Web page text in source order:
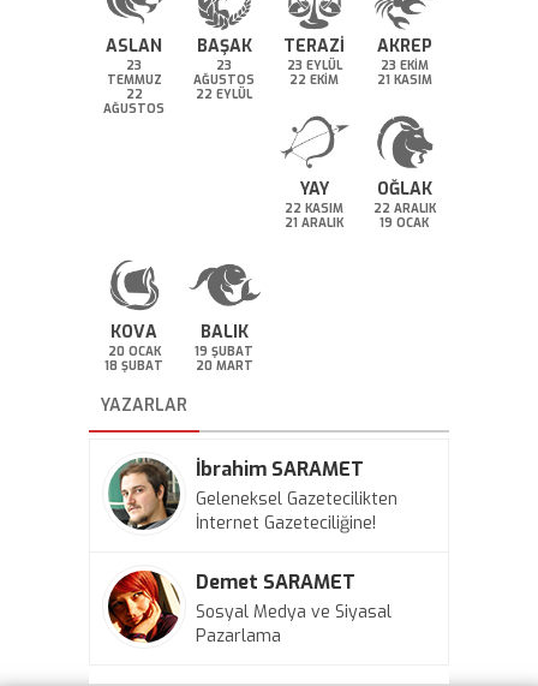
ASLAN
23
TEMMUZ
22
AĞUSTOS
BAŞAK
23
AĞUSTOS
22 EYLÜL
TERAZİ
23 EYLÜL
22 EKİM
AKREP
23 EKİM
21 KASIM
YAY
22 KASIM
21 ARALIK
OĞLAK
22 ARALIK
19 OCAK
KOVA
20 OCAK
18 ŞUBAT
BALIK
19 ŞUBAT
20 MART
YAZARLAR
İbrahim SARAMET
Geleneksel Gazetecilikten
İnternet Gazeteciliğine!
Demet SARAMET
Sosyal Medya ve Siyasal
Pazarlama